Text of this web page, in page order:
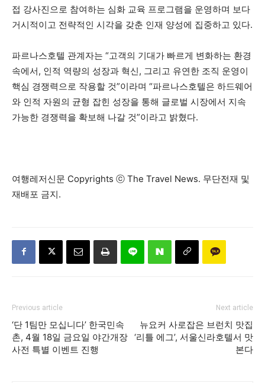
접 강사진으로 참여하는 심화 교육 프로그램을 운영하며 보다
거시적이고 전략적인 시각을 갖춘 인재 양성에 집중하고 있다.
파르나스호텔 관계자는 “고객의 기대가 빠르게 변화하는 환경
속에서, 인적 역량의 성장과 혁신, 그리고 유연한 조직 운영이
핵심 경쟁력으로 작용할 것”이라며 “파르나스호텔은 하드웨어
와 인적 자원의 균형 잡힌 성장을 통해 글로벌 시장에서 지속
가능한 경쟁력을 확보해 나갈 것”이라고 밝혔다.
여행레저신문 Copyrights ⓒ The Travel News. 무단전재 및
재배포 금지.
Previous article
‘단 1팀만 모십니다’ 한국민속
촌, 4월 18일 금요일 야간개장
사전 특별 이벤트 진행
Next article
뉴요커 사로잡은 브런치 맛집
‘리틀 에그’, 서울신라호텔서 맛
본다